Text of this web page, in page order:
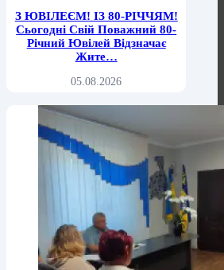
З ЮВІЛЕЄМ! ІЗ 80-РІЧЧЯМ!
Сьогодні Свій Поважний 80-
Річний Ювілей Відзначає
Жите…
05.08.2026